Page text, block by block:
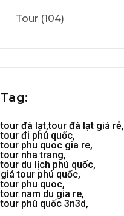
Tour (104)
Tag:
tour đà lạt,tour đà lạt giá rẻ,
tour đi phú quốc,
tour phu quoc gia re,
tour nha trang,
tour du lịch phú quốc,
giá tour phú quốc,
tour phu quoc,
tour nam du gia re,
tour phú quốc 3n3d,